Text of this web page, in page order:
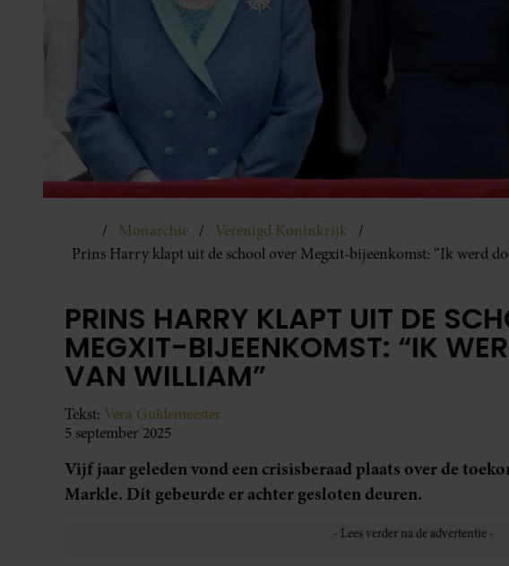
Monarchie
Verenigd Koninkrijk
Prins Harry klapt uit de school over Megxit-bijeenkomst: “Ik werd
PRINS HARRY KLAPT UIT DE
MEGXIT-BIJEENKOMST: “IK
VAN WILLIAM”
Tekst: Vera Guldemeester
5 september 2025
Vijf jaar geleden vond een crisisberaad plaats over de
Markle. Dít gebeurde er achter gesloten deuren.